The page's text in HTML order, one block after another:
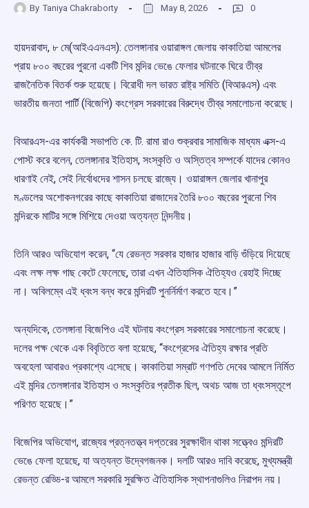
By Taniya Chakraborty May 8, 2026 0
হায়দরাবাদ, ৮ মে(আইএএনএস): তেলঙ্গানার ওয়ারাঙ্গল জেলায় কাকাতিয়া আমলের
প্রায় ৮০০ বছরের পুরনো একটি শিব মন্দির ভেঙে ফেলার ঘটনাকে ঘিরে তীব্র
রাজনৈতিক বিতর্ক শুরু হয়েছে। বিরোধী দল ভারত রাষ্ট্র সমিতি (বিআরএস) এবং
ভারতীয় জনতা পার্টি (বিজেপি) কংগ্রেস সরকারের বিরুদ্ধে তীব্র সমালোচনা করেছে।
বিআরএস-এর কার্যকরী সভাপতি কে. টি. রামা রাও শুক্রবার সামাজিক মাধ্যম এক্স-এ
পোস্ট করে বলেন, তেলঙ্গানার ইতিহাস, সংস্কৃতি ও অস্তিত্ব সম্পর্কে যাদের কোনও
ধারণাই নেই, সেই নির্বোধদের শাসন চলছে রাজ্যে। ওয়ারাঙ্গল জেলার খানাপুর
মণ্ডলের অশোকনগরের কাছে কাকাতিয়া রাজাদের তৈরি ৮০০ বছরের পুরনো শিব
মন্দিরকে মাটির সঙ্গে মিশিয়ে দেওয়া অত্যন্ত নিন্দনীয়।
তিনি আরও অভিযোগ করেন, “যে রেভন্ত সরকার হাজার হাজার বাড়ি গুঁড়িয়ে দিয়েছে
এবং লক্ষ লক্ষ গাছ কেটে ফেলেছে, তারা এখন ঐতিহাসিক ঐতিহ্যও রেহাই দিচ্ছে
না। অবিলম্বে এই ধ্বংস বন্ধ করে মন্দিরটি পুনর্নির্মাণ করতে হবে।”
অন্যদিকে, তেলঙ্গানা বিজেপিও এই ঘটনায় কংগ্রেস সরকারের সমালোচনা করেছে।
দলের পক্ষ থেকে এক বিবৃতিতে বলা হয়েছে, “কংগ্রেসের ঐতিহ্য রক্ষার প্রতি
অবহেলা আবারও প্রকাশ্যে এসেছে। কাকাতিয়া সম্রাট গণপতি দেবের আমলে নির্মিত
এই মন্দির তেলঙ্গানার ইতিহাস ও সংস্কৃতির প্রতীক ছিল, অথচ আজ তা ধ্বংসস্তূপে
পরিণত হয়েছে।”
বিজেপির অভিযোগ, রাজ্যের প্রত্নতত্ত্ব দপ্তরের সুরক্ষাধীন থাকা সত্ত্বেও মন্দিরটি
ভেঙে ফেলা হয়েছে, যা অত্যন্ত উদ্বেগজনক। দলটি আরও দাবি করেছে, মুখ্যমন্ত্রী
রেভন্ত রেড্ডি-র আমলে সরকারি সুরক্ষিত ঐতিহাসিক স্থাপনাগুলিও নিরাপদ নয়।